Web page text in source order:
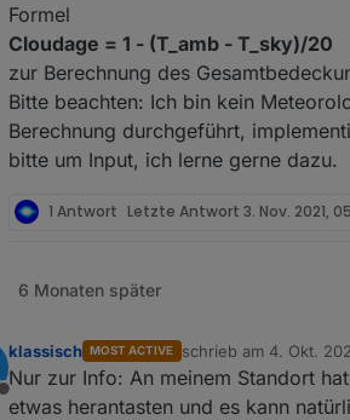
Formel
Cloudage = 1 - (T_amb - T_sky)/20
zur Berechnung des
Bitte beachten: Ich bin kein
Berechnung durchgeführt,
bitte um Input, ich lerne gerne dazu.
1 Antwort Letzte Antwort 3. Nov. 2021,
6 Monaten später
Offline
klassisch MOST ACTIVE schrieb am 4. Okt.
zuletzt editiert von
Nur zur Info: An meinem Standort
etwas herantasten und es kann